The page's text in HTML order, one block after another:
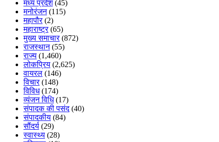
मध्य प्रदेश(45)
मनोरंजन(115)
महापौर(2)
महाराष्ट्र(65)
मुख्य समाचार(872)
राजस्थान(55)
राज्य (1,460)
लोकप्रिय (2,625)
वायरल (146)
विचार(148)
विविध(174)
व्यंजन विधि(17)
संपादक की पसंद(40)
संपादकीय (84)
सौंदर्य (29)
स्वास्थ्य (28)